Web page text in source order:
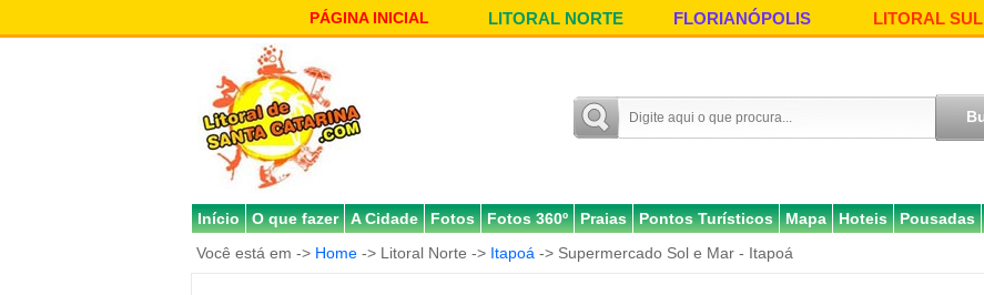
PÁGINA INICIAL LITORAL NORTE FLORIANÓPOLIS LITORAL SUL
Início O que fazer A Cidade Fotos Fotos 360º Praias Pontos Turísticos Mapa Hoteis Pousadas
Você está em -> Home -> Litoral Norte -> Itapoá -> Supermercado Sol e Mar - Itapoá